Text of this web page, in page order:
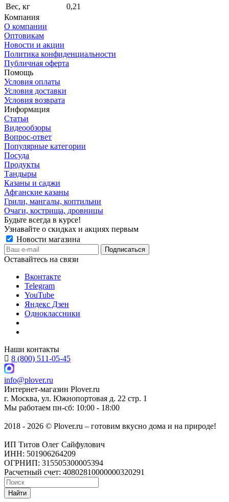
Вес, кг
0,21
Компания
О компании
Оптовикам
Новости и акции
Политика конфиденциальности
Публичная оферта
Помощь
Условия оплаты
Условия доставки
Условия возврата
Информация
Статьи
Видеообзоры
Вопрос-ответ
Популярные категории
Посуда
Продукты
Тандыры
Казаны и саджи
Афганские казаны
Грили, мангалы, коптильни
Очаги, кострища, дровницы
Будьте всегда в курсе!
Узнавайте о скидках и акциях первым
Новости магазина
Оставайтесь на связи
Вконтакте
Telegram
YouTube
Яндекс Дзен
Одноклассники
Наши контакты
8 (800) 511-05-45
info@plover.ru
Интернет-магазин Plover.ru
г. Москва, ул. Южнопортовая д. 22 стр. 1
Мы работаем пн-сб: 10:00 - 18:00
2018 - 2026 © Plover.ru – готовим вкусно дома и на природе!
ИП Титов Олег Сайфулович
ИНН: 501906264209
ОГРНИП: 315505300005394
Расчетный счет: 40802810000000320291
Найти